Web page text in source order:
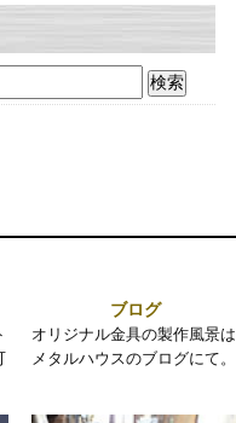
ブログ
オリジナル金具の製作風景は
メタルハウスのブログにて。